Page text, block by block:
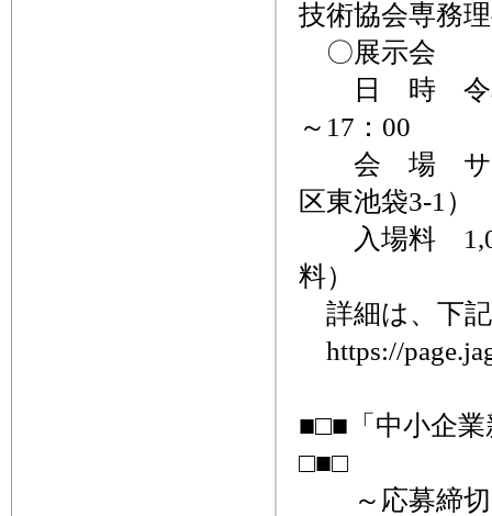
技術協会専務
〇展示会
日 時 令和8
～17：00
会 場 サン
区東池袋3-1）
入場料
料）
詳細は、下
https://
■□■「中小企
□■□
～応募締切